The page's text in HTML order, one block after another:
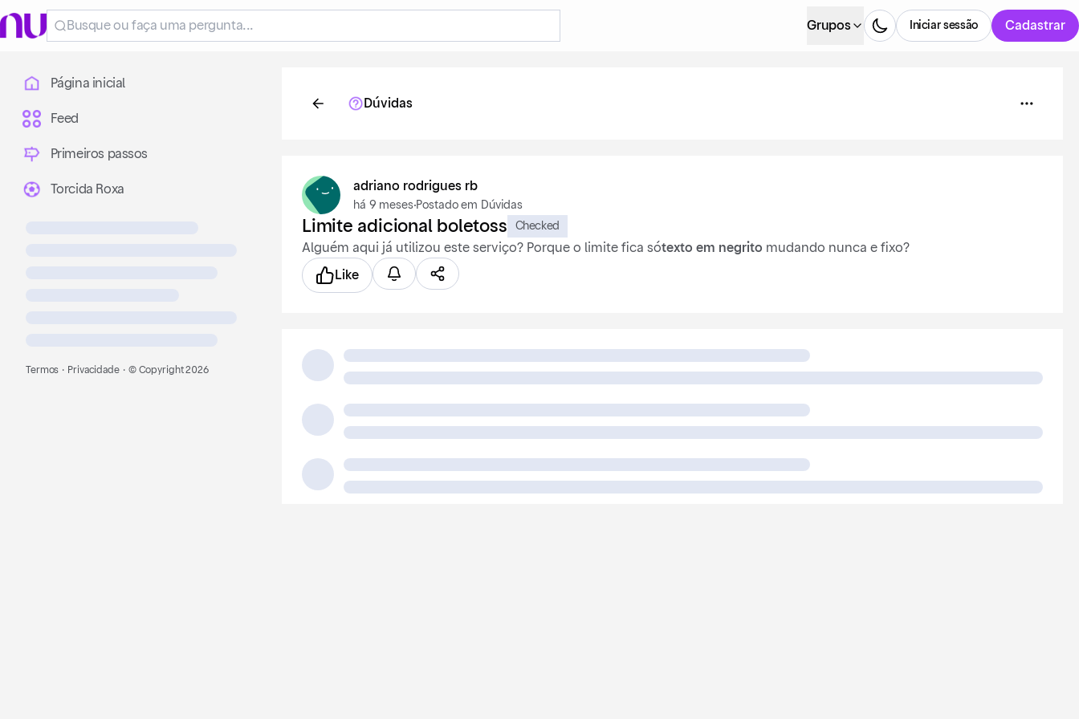
Grupos Cadastrar
Iniciar sessão
Página inicial
Feed
Primeiros passos
Torcida Roxa
Termos · Privacidade · © Copyright2026
Dúvidas
adriano rodrigues rb
há 9 meses·Postado em Dúvidas
Limite adicional boletoss Checked
Alguém aqui já utilizou este serviço? Porque o limite fica sótexto em negrito mudando nunca e fixo?
Like